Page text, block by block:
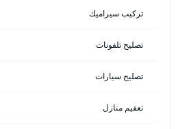
تركيب سيراميك
تصليح تلفونات
تصليح سيارات
تعقيم منازل